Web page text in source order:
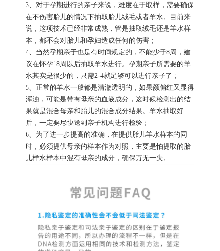
3、对于孕期进行的亲子来说，难度在于取样，需要确保
在不伤害胎儿的情况下抽取胎儿绒毛或者羊水。目前来
说，这项技术已经非常成熟，管是抽取绒毛还是羊水样
本，都不会对胎儿和孕妇造成任何的伤害；
4、当然孕期亲子也是有时间规定的，不能少于8周，建
议在怀孕18周以后抽取羊水进行。孕期亲子所需要的羊
水其实是很少的，只需2-4就足够可以进行亲子了；
5、正常的羊水一般都是清澈透明的，如果颜偏红又显得
浑浊，可能是带有母亲的血液成分，这时候检测出的结
果就是混合母亲和胎儿的混合成分结果。羊水抽取好
后，一定要尽快送到亲子机构进行检验；
6、为了进一步提高的准确，在提供胎儿羊水样本的同
时，必须提供母亲的样本作为对照，主要是怕提取的胎
儿样水样本中混有母亲的成分，确保万无一失。